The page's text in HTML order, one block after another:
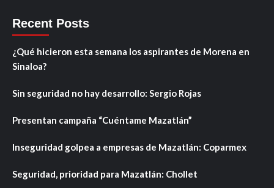
Recent Posts
¿Qué hicieron esta semana los aspirantes de Morena en
Sinaloa?
Sin seguridad no hay desarrollo: Sergio Rojas
Presentan campaña “Cuéntame Mazatlán”
Inseguridad golpea a empresas de Mazatlán: Coparmex
Seguridad, prioridad para Mazatlán: Chollet